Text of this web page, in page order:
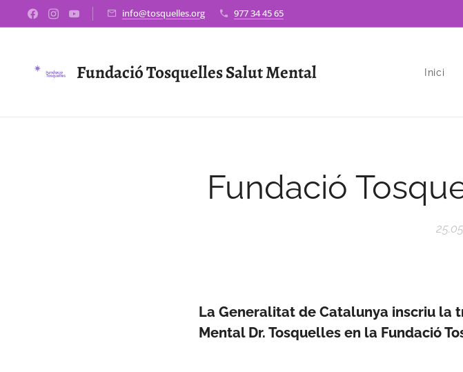
info@tosquelles.org 977 34 45 65
Fundació Tosquelles Salut Mental Inici
Fundació
La Generalitat de Catalunya inscriu la
Mental Dr. Tosquelles en la Fundació